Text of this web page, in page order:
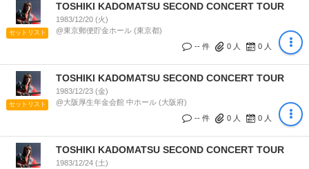
セットリスト
TOSHIKI KADOMATSU SECOND CONCERT TOUR
1983/12/20 (火)
@東京郵便貯金ホール (東京都)
-- 件
0 人 0 人
セットリスト
TOSHIKI KADOMATSU SECOND CONCERT TOUR
1983/12/23 (金)
@大阪厚生年金会館 中ホール (大阪府)
-- 件
0 人 0 人
TOSHIKI KADOMATSU SECOND CONCERT TOUR
1983/12/24 (土)